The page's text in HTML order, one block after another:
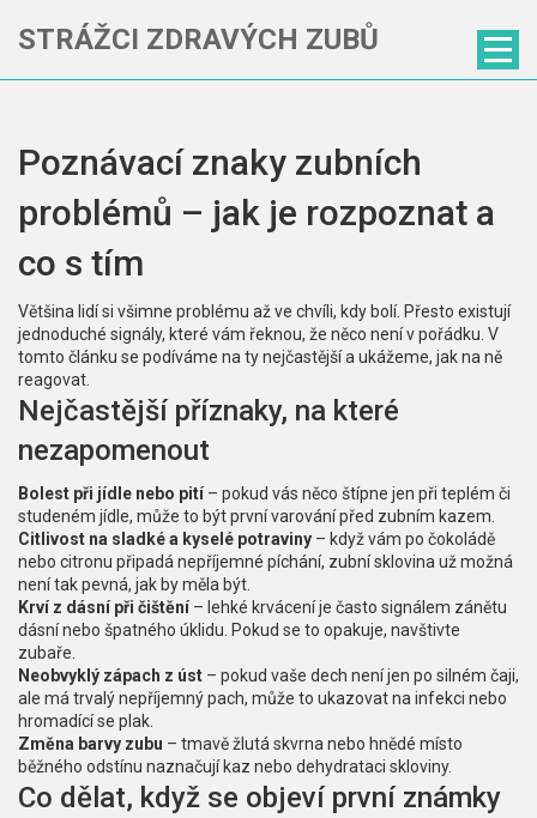
STRÁŽCI ZDRAVÝCH ZUBŮ
Poznávací znaky zubních
problémů – jak je rozpoznat a
co s tím
Většina lidí si všimne problému až ve chvíli, kdy bolí. Přesto existují
jednoduché signály, které vám řeknou, že něco není v pořádku. V
tomto článku se podíváme na ty nejčastější a ukážeme, jak na ně
reagovat.
Nejčastější příznaky, na které
nezapomenout
Bolest při jídle nebo pití– pokud vás něco štípne jen při teplém či
studeném jídle, může to být první varování před zubním kazem.
Citlivost na sladké a kyselé potraviny – když vám po čokoládě
nebo citronu připadá nepříjemné píchání, zubní sklovina už možná
není tak pevná, jak by měla být.
Krví z dásní při čištění– lehké krvácení je často signálem zánětu
dásní nebo špatného úklidu. Pokud se to opakuje, navštivte
zubaře.
Neobvyklý zápach z úst – pokud vaše dech není jen po silném čaji,
ale má trvalý nepříjemný pach, může to ukazovat na infekci nebo
hromadící se plak.
Změna barvy zubu – tmavě žlutá skvrna nebo hnědé místo
běžného odstínu naznačují kaz nebo dehydrataci skloviny.
Co dělat, když se objeví první známky